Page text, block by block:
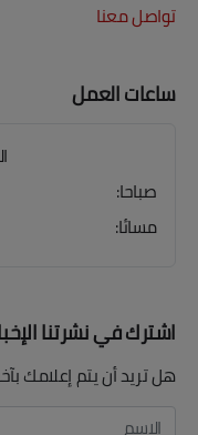
تواصل معنا
ساعات العمل
صباحا:
مسائا:
اشترك في نشرتنا
هل تريد أن يتم إعلامك